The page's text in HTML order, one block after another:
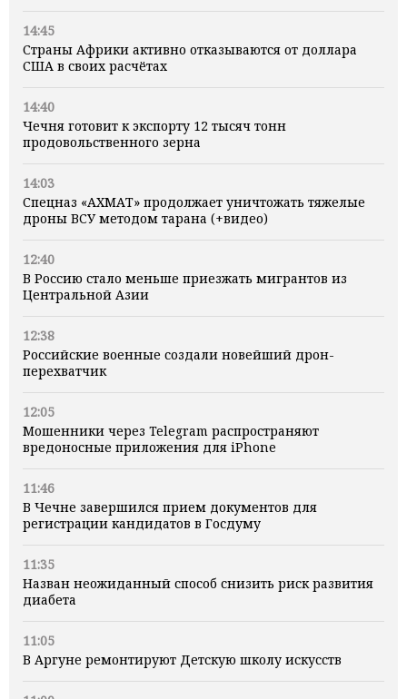
14:45
Страны Африки активно отказываются от доллара
США в своих расчётах
14:40
Чечня готовит к экспорту 12 тысяч тонн
продовольственного зерна
14:03
Спецназ «АХМАТ» продолжает уничтожать тяжелые
дроны ВСУ методом тарана (+видео)
12:40
В Россию стало меньше приезжать мигрантов из
Центральной Азии
12:38
Российские военные создали новейший дрон-
перехватчик
12:05
Мошенники через Telegram распространяют
вредоносные приложения для iPhone
11:46
В Чечне завершился прием документов для
регистрации кандидатов в Госдуму
11:35
Назван неожиданный способ снизить риск развития
диабета
11:05
В Аргуне ремонтируют Детскую школу искусств